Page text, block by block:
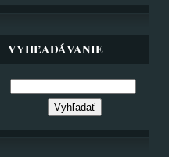
VYHĽADÁVANIE